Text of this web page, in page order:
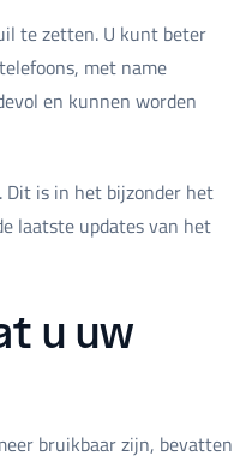
te zetten. U kunt beter
met name
en kunnen worden
Dit is in het bijzonder het
laatste updates van het
u uw
bruikbaar zijn, bevatten